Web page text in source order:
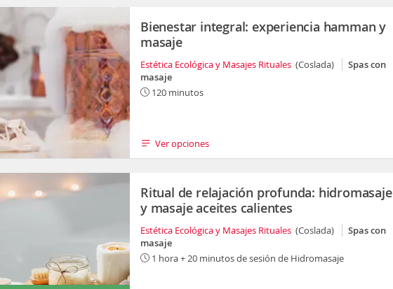
Bienestar integral: experiencia hamman y
masaje
Estética Ecológica y Masajes Rituales (Coslada)
Spas con
masaje
120 minutos
Ver opciones
Ritual de relajación profunda: hidromasaje
y masaje aceites calientes
Estética Ecológica y Masajes Rituales (Coslada)
Spas con
masaje
1 hora + 20 minutos de sesión de Hidromasaje